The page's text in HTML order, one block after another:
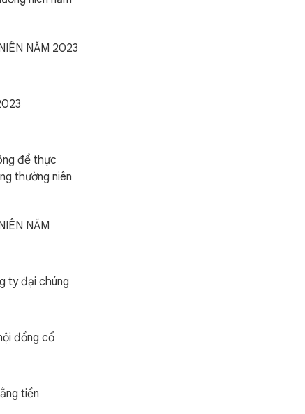
NĂM 2023
để thực
thường niên
NĂM
ty đại chúng
đồng cổ
tiền